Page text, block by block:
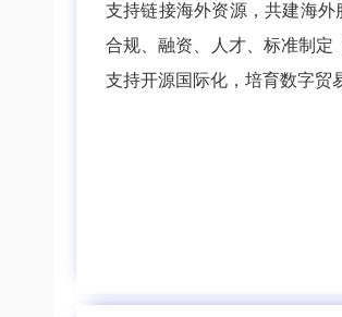
支持链接海外资源，共建海
合规、融资、人才、标准制定
支持开源国际化，培育数字贸